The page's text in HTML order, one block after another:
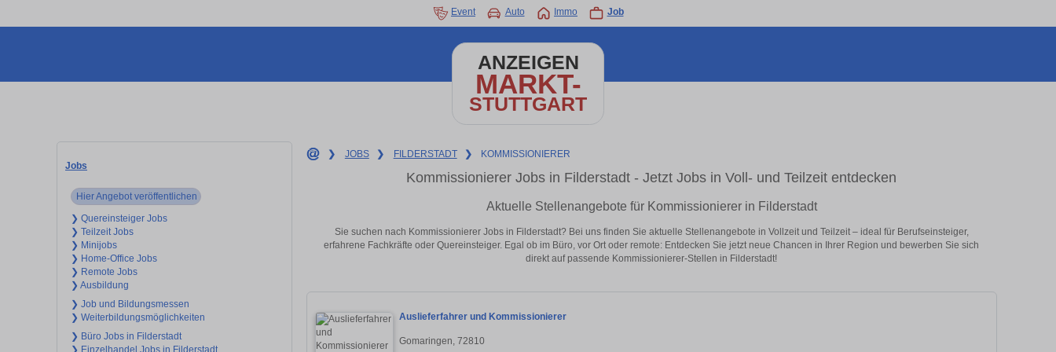
Event Auto Immo Job
ANZEIGEN
MARKT-
STUTTGART
Jobs
Hier Angebot veröffentlichen
❯ Quereinsteiger Jobs
❯ Teilzeit Jobs
❯ Minijobs
❯ Home-Office Jobs
❯ Remote Jobs
❯ Ausbildung
❯ Job und Bildungsmessen
❯ Weiterbildungsmöglichkeiten
❯ Büro Jobs in Filderstadt
❯ Einzelhandel Jobs in Filderstadt
❯ JOBS ❯ FILDERSTADT ❯ KOMMISSIONIERER
Kommissionierer Jobs in Filderstadt - Jetzt Jobs in Voll- und Teilzeit entdecken
Aktuelle Stellenangebote für Kommissionierer in Filderstadt
Sie suchen nach Kommissionierer Jobs in Filderstadt? Bei uns finden Sie aktuelle Stellenangebote in Vollzeit und Teilzeit – ideal für Berufseinsteiger,
erfahrene Fachkräfte oder Quereinsteiger. Egal ob im Büro, vor Ort oder remote: Entdecken Sie jetzt neue Chancen in Ihrer Region und bewerben Sie sich
direkt auf passende Kommissionierer-Stellen in Filderstadt!
Auslieferfahrer und Kommissionierer
Gomaringen, 72810